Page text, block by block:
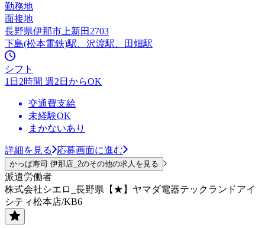
勤務地
面接地
長野県伊那市上新田2703
下島(松本電鉄)駅、沢渡駅、田畑駅
シフト
1日2時間 週2日からOK
交通費支給
未経験OK
まかないあり
詳細を見る 応募画面に進む
かっぱ寿司 伊那店_2のその他の求人を見る
派遣労働者
株式会社シエロ_長野県【★】ヤマダ電器テックランドアイ
シティ松本店/KB6